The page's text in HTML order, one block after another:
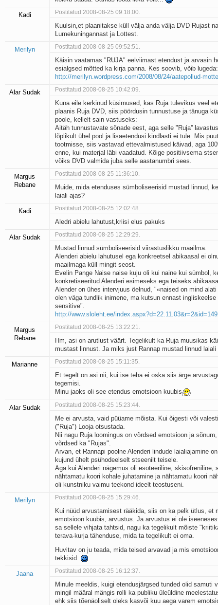
Kadi Postitatud 2008-08-25 09:18:00.
Kuulsin,et plaanitakse küll välja anda välja DVD Rujast
Lumekuningannast ja Lottest.
Merilyn Postitatud 2008-08-25 09:52:51.
Käisin vaatamas "RUJA" eelviimast etendust ja arvasin
esialgsed mõtted ka kirja panna. Kes soovib, võib lugeda:
http://merilyn.wordpress.com/2008/08/24/aatepollud-
Alar Sudak Postitatud 2008-08-25 10:42:09.
Kuna eile kerkinud küsimused, kas Ruja tulevikus veel
plaanis Ruja DVD, siis pöördusin tunnustuse ja tänuga
poole, kellelt sain vastuseks:
Aitäh tunnustavate sõnade eest, aga selle "Ruja''
lõplikult ühel pool ja lisaetendusi kindlasti ei tule. Mis
tootmisse, siis vastavad ettevalmistused käivad, aga
enne, kui materjal läbi vaadatud. Kõige positiivsema
võiks DVD valmida juba selle aastanumbri sees.
Margus
Rebane
Postitatud 2008-08-25 11:36:10.
Muide, mida etenduses sümboliseerisid mustad linnud,
laiali ajas?
Kadi Postitatud 2008-08-25 12:02:48.
Aledri abielu lahutust,kriisi elus pakuks
Alar Sudak Postitatud 2008-08-25 12:29:29.
Mustad linnud sümboliseerisid viirastuslikku maailma.
Alenderi abielu lahutusel ega konkreetsel abikaasal ei
maailmaga küll mingit seost.
Evelin Pange Naise naise kuju oli kui naine kui sümbol,
konkretiseeritud Alenderi esimeseks ega teiseks
Alender on ühes intervjuus öelnud, "«naised on mind
olen väga tundlik inimene, ma kutsun ennast ingliskeelse
sensitive".
http://www.sloleht.ee/
Margus
Rebane
Postitatud 2008-08-25 13:22:21.
Hm, asi on arutlust väärt. Tegelikult ka Ruja muusikas
mustast linnust. Ja miks just Rannap mustad linnud laiali
Marianne Postitatud 2008-08-25 15:11:35.
Et tegelt on asi nii, kui ise teha ei oska siis ärge
tegemisi.
Minu jaoks oli see etendus emotsioon kuubis
Alar Sudak Postitatud 2008-08-25 15:23:44.
Me ei arvusta, vaid püüame mõista. Kui õigesti või
("Ruja") Looja otsustada.
Nii nagu Ruja loomingus on võrdsed emotsioon ja
võrdsed ka "Rujas".
Arvan, et Rannapi poolne Alenderi lindude laialiajamine
kujund ühelt psühodeelselt stseenilt teisele.
Aga kui Alenderi nägemus oli esoteeriline, skisofreniline,
nähtamatu koori kohale juhatamine ja nähtamatu koori
oli kunstniku vaimu teekond ideelt teostuseni.
Merilyn Postitatud 2008-08-25 15:29:46.
Kui nüüd arvustamisest rääkida, siis on ka pelk ütlus, et
emotsioon kuubis, arvustus. Ja arvustus ei ole
sa sellele vihjata tahtsid, nagu ka tegelikult mõiste
terava-kurja tähenduse, mida ta tegelikult ei oma.
Huvitav on ju teada, mida teised arvavad ja mis
tekkisid.
Jaana Postitatud 2008-08-25 16:12:37.
Minule meeldis, kuigi etendusjärgsed tunded olid samuti
mingil määral mängis rolli ka publiku üleüldine
ehk siis tõenäoliselt oleks kasvõi kuu aega varem